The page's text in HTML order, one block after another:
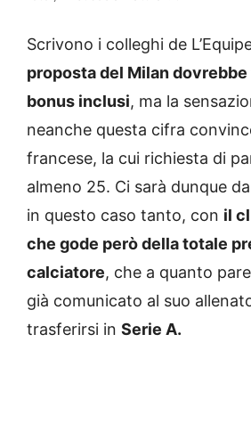
Scrivono i colleghi de
proposta del Milan
bonus inclusi, ma la
neanche questa cifra
francese, la cui richiesta di
almeno 25. Ci sarà dunque
in questo caso tanto, con il
che gode però della totale
calciatore, che a quanto
già comunicato al suo
trasferirsi in Serie A.